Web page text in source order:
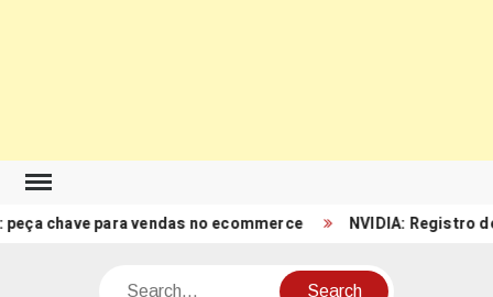
Skip
contentpara vendas no ecommerce NVIDIA: Registro de
Search